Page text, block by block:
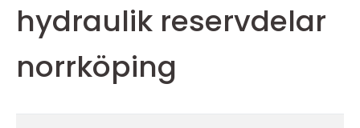
hydraulik reservdelar
norrköping